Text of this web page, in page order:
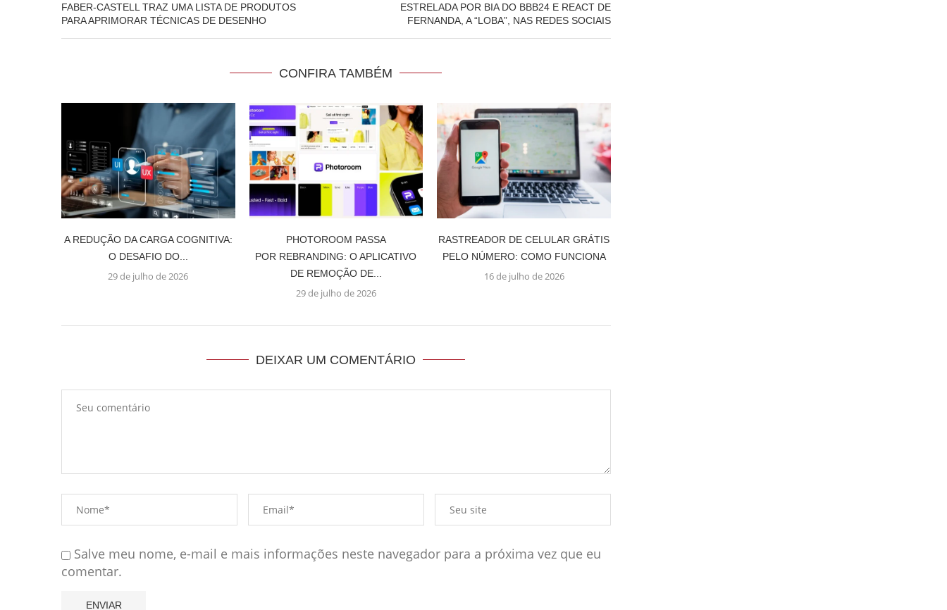
FABER-CASTELL TRAZ UMA LISTA DE PRODUTOS
PARA APRIMORAR TÉCNICAS DE DESENHO
ESTRELADA POR BIA DO BBB24 E REACT DE
FERNANDA, A “LOBA”, NAS REDES SOCIAIS
CONFIRA TAMBÉM
A REDUÇÃO DA CARGA COGNITIVA:
O DESAFIO DO...
29 de julho de 2026
PHOTOROOM PASSA
POR REBRANDING: O APLICATIVO
DE REMOÇÃO DE...
29 de julho de 2026
RASTREADOR DE CELULAR GRÁTIS
PELO NÚMERO: COMO FUNCIONA
16 de julho de 2026
DEIXAR UM COMENTÁRIO
Salve meu nome, e-mail e mais informações neste navegador para a próxima vez que eu
comentar.